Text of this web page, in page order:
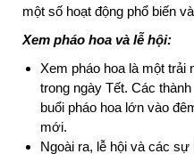
một số hoạt động phổ biến
Xem pháo hoa và lễ hội:
Xem pháo hoa là một trải
trong ngày Tết. Các
buổi pháo hoa lớn vào
mới.
Ngoài ra, lễ hội và các